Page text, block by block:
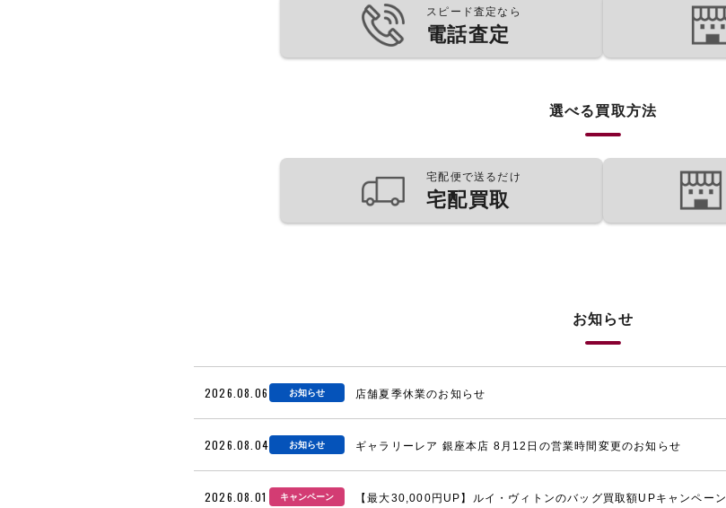
スピード査定なら
電話査定
選べる買取方法
宅配便で送るだけ
宅配買取
お知らせ
2026.08.06 お知らせ 店舗夏季休業のお知らせ
2026.08.04 お知らせ ギャラリーレア 銀座本店 8月12日の営業時間変更のお知らせ
2026.08.01 キャンペーン 【最大30,000円UP】ルイ・ヴィトンのバッグ買取額UPキャンペーン